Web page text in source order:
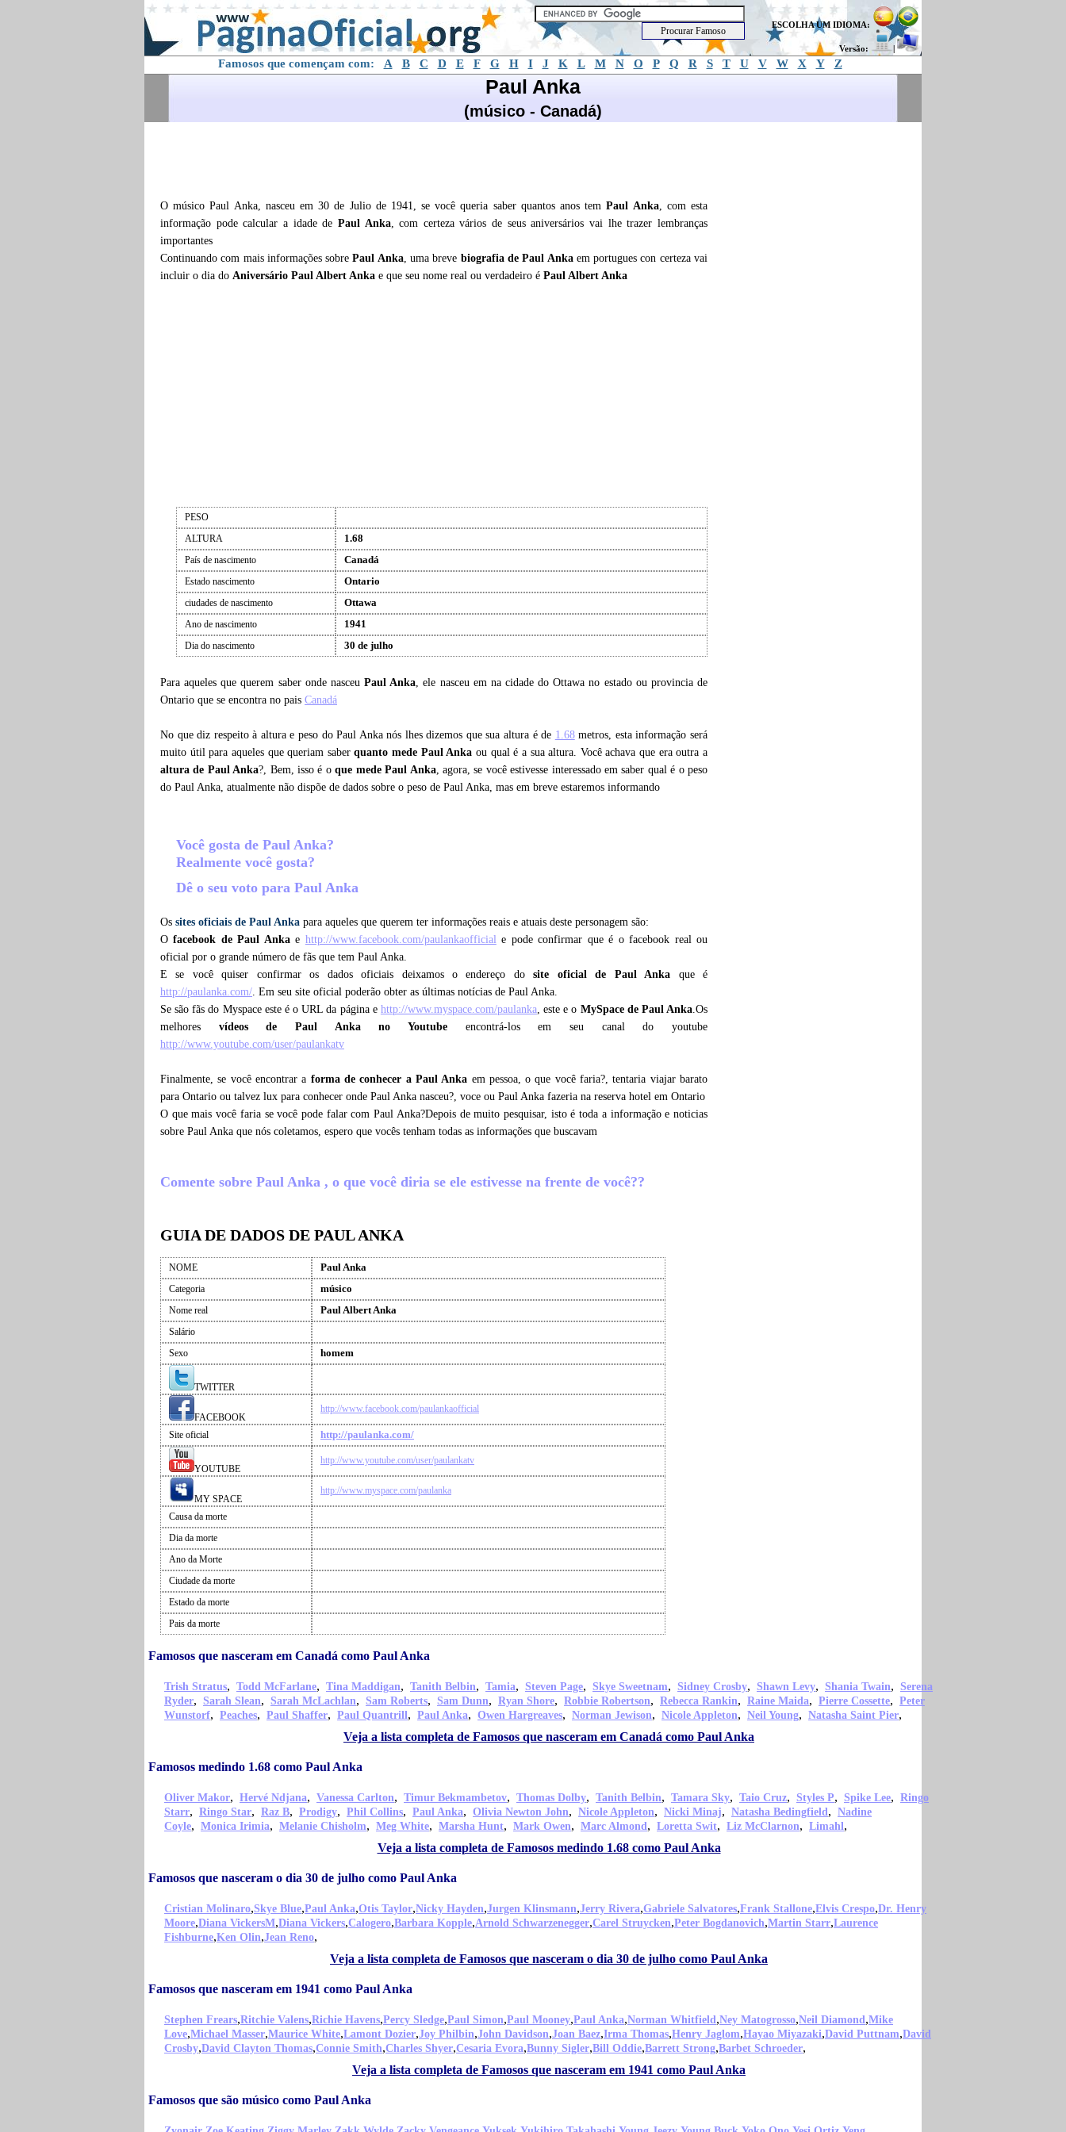
ESCOLHA UM IDIOMA:
Versão: |
Famosos que començam com: A B C D E F G H I J K L M N O P Q R S T U V W X Y Z
Paul Anka
(músico - Canadá)
O músico Paul Anka, nasceu em 30 de Julio de 1941, se você queria saber quantos anos temPaul Anka, com esta
informação pode calcular a idade de Paul Anka, com certeza vários de seus aniversários vai lhe trazer lembranças
importantes
Continuando com mais informações sobrePaul Anka, uma breve biografia dePaul Ankaem portugues con certeza vai
incluir o dia do Aniversário Paul Albert Anka e que seu nome real ou verdadeiro é Paul Albert Anka
PESO
ALTURA
1.68
País de nascimento Canadá
Estado nascimento Ontario
ciudades de nascimento Ottawa
Ano de nascimento 1941
Dia do nascimento 30 de julho
Para aqueles que querem saber onde nasceuPaul Anka, ele nasceu em na cidade do Ottawa no estado ou provincia de
Ontario que se encontra no pais Canadá
No que diz respeito à altura e peso do Paul Anka nós lhes dizemos que sua altura é de 1.68metros, esta informação será
muito útil para aqueles que queriam saberquanto mede Paul Anka ou qual é a sua altura. Você achava que era outra a
altura de Paul Anka?, Bem, isso é oque mede Paul Anka, agora, se você estivesse interessado em saber qual é o peso
do Paul Anka, atualmente não dispõe de dados sobre o peso de Paul Anka, mas em breve estaremos informando
Você gosta de Paul Anka?
Realmente você gosta?
Dê o seu voto para Paul Anka
Os sites oficiais de Paul Anka para aqueles que querem ter informações reais e atuais deste personagem são:
Ofacebook de Paul Ankae http://www.facebook.com/paulankaofficiale pode confirmar que é o facebook real ou
oficial por o grande número de fãs que tem Paul Anka.
E se você quiser confirmar os dados oficiais deixamos o endereço dosite oficial de Paul Anka que é
http://paulanka.com/. Em seu site oficial poderão obter as últimas notícias de Paul Anka.
Se são fãs do Myspace este é o URL da página e http://www.myspace.com/paulanka, este e o MySpace de Paul Anka.Os
melhores vídeos de Paul Anka no Youtube encontrá-los em seu canal do youtube
http://www.youtube.com/user/paulankatv
Finalmente, se você encontrar a forma de conhecer a Paul Anka em pessoa, o que você faria?, tentaria viajar barato
para Ontario ou talvez lux para conhecer onde Paul Anka nasceu?, voce ou Paul Anka fazeria na reserva hotel em Ontario
O que mais você faria se você pode falar com Paul Anka?Depois de muito pesquisar, isto é toda a informação e noticias
sobre Paul Anka que nós coletamos, espero que vocês tenham todas as informações que buscavam
Comente sobre Paul Anka , o que você diria se ele estivesse na frente de você??
GUIA DE DADOS DE PAUL ANKA
NOME Paul Anka
Categoria músico
Nome real Paul Albert Anka
Salário
Sexo
homem
TWITTER
FACEBOOK
http://www.facebook.com/paulankaofficial
Site oficial http://paulanka.com/
YOUTUBE
http://www.youtube.com/user/paulankatv
MY SPACE
http://www.myspace.com/paulanka
Causa da morte
Dia da morte
Ano da Morte
Ciudade da morte
Estado da morte
Pais da morte
Famosos que nasceram em Canadá como Paul Anka
Trish Stratus, Todd McFarlane, Tina Maddigan, Tanith Belbin, Tamia, Steven Page, Skye Sweetnam, Sidney Crosby, Shawn Levy, Shania Twain, Serena
Ryder, Sarah Slean, Sarah McLachlan, Sam Roberts, Sam Dunn, Ryan Shore, Robbie Robertson, Rebecca Rankin, Raine Maida, Pierre Cossette, Peter
Wunstorf, Peaches, Paul Shaffer, Paul Quantrill, Paul Anka, Owen Hargreaves, Norman Jewison, Nicole Appleton, Neil Young, Natasha Saint Pier,
Veja a lista completa de Famosos que nasceram em Canadá como Paul Anka
Famosos medindo 1.68 como Paul Anka
Oliver Makor, Hervé Ndjana, Vanessa Carlton, Timur Bekmambetov, Thomas Dolby, Tanith Belbin, Tamara Sky, Taio Cruz, Styles P, Spike Lee, Ringo
Starr, Ringo Star, Raz B, Prodigy, Phil Collins, Paul Anka, Olivia Newton John, Nicole Appleton, Nicki Minaj, Natasha Bedingfield, Nadine
Coyle, Monica Irimia, Melanie Chisholm, Meg White, Marsha Hunt, Mark Owen, Marc Almond, Loretta Swit, Liz McClarnon, Limahl,
Veja a lista completa de Famosos medindo 1.68 como Paul Anka
Famosos que nasceram o dia 30 de julho como Paul Anka
Cristian Molinaro,Skye Blue,Paul Anka,Otis Taylor,Nicky Hayden,Jurgen Klinsmann,Jerry Rivera,Gabriele Salvatores,Frank Stallone,Elvis Crespo,Dr. Henry
Moore,Diana VickersM,Diana Vickers,Calogero,Barbara Kopple,Arnold Schwarzenegger,Carel Struycken,Peter Bogdanovich,Martin Starr,Laurence
Fishburne,Ken Olin,Jean Reno,
Veja a lista completa de Famosos que nasceram o dia 30 de julho como Paul Anka
Famosos que nasceram em 1941 como Paul Anka
Stephen Frears,Ritchie Valens,Richie Havens,Percy Sledge,Paul Simon,Paul Mooney,Paul Anka,Norman Whitfield,Ney Matogrosso,Neil Diamond,Mike
Love,Michael Masser,Maurice White,Lamont Dozier,Joy Philbin,John Davidson,Joan Baez,Irma Thomas,Henry Jaglom,Hayao Miyazaki,David Puttnam,David
Crosby,David Clayton Thomas,Connie Smith,Charles Shyer,Cesaria Evora,Bunny Sigler,Bill Oddie,Barrett Strong,Barbet Schroeder,
Veja a lista completa de Famosos que nasceram em 1941 como Paul Anka
Famosos que são músico como Paul Anka